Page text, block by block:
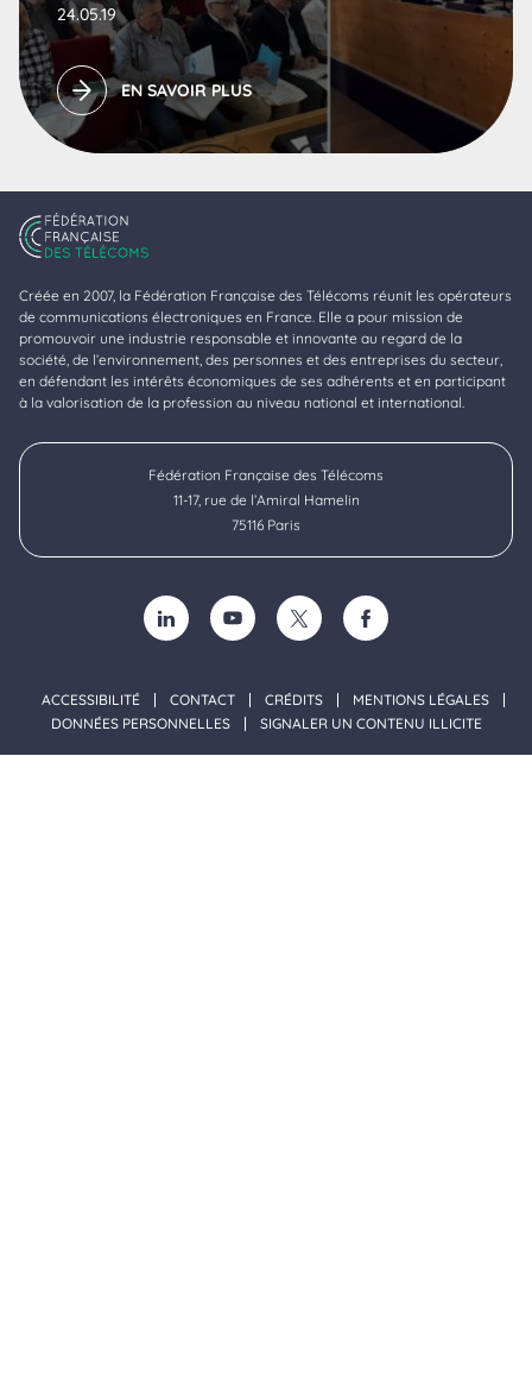
24.05.19
EN SAVOIR PLUS
Créée en 2007, la Fédération Française des Télécoms réunit les opérateurs
de communications électroniques en France. Elle a pour mission de
promouvoir une industrie responsable et innovante au regard de la
société, de l’environnement, des personnes et des entreprises du secteur,
en défendant les intérêts économiques de ses adhérents et en participant
à la valorisation de la profession au niveau national et international.
Fédération Française des Télécoms
11-17, rue de l’Amiral Hamelin
75116 Paris
SUIVEZ-NOUS SUR LINKEDIN (NOUVELLE FENÊTRE)
SUIVEZ-NOUS SUR YOUTUBE (NOUVELLE
SUIVEZ-NOUS SUR TWITTER
SUIVEZ-NOUS SUR
ACCESSIBILITÉ CONTACT CRÉDITS
MENTIONS LÉGALES
DONNÉES PERSONNELLES
SIGNALER UN CONTENU ILLICITE